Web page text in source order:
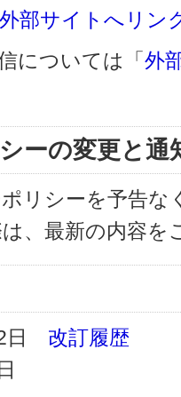
部サイトへリン
については「外
ーの変更と通
リシーを予告
、最新の内容を
日 改訂履歴